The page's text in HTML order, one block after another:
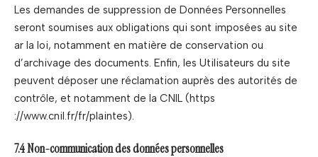
Les demandes de suppression de Données Personnelles
seront soumises aux obligations qui sont imposées au site
ar la loi, notamment en matière de conservation ou
d’archivage des documents. Enfin, les Utilisateurs du site
peuvent déposer une réclamation auprès des autorités de
contrôle, et notamment de la CNIL (https
://www.cnil.fr/fr/plaintes).
7.4 Non-communication des données personnelles